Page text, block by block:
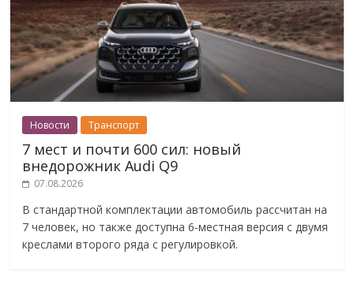
Новости Транспорт
7 мест и почти 600 сил: новый
внедорожник Audi Q9
07.08.2026
В стандартной комплектации автомобиль рассчитан на
7 человек, но также доступна 6-местная версия с двумя
креслами второго ряда с регулировкой.